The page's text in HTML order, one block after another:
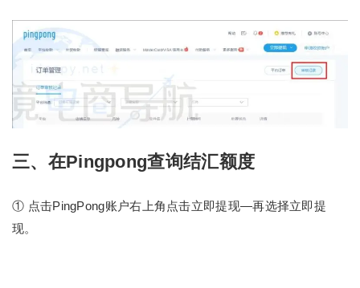
三、在Pingpong查询结汇额度
① 点击PingPong账户右上角点击立即提现—再选择立即提
现。